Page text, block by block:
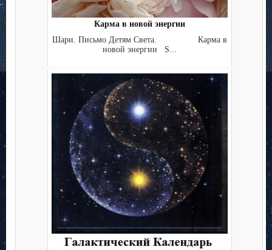
Карма в новой энергии
Шари. Письмо Детям Света. Карма в
новой энергии S...